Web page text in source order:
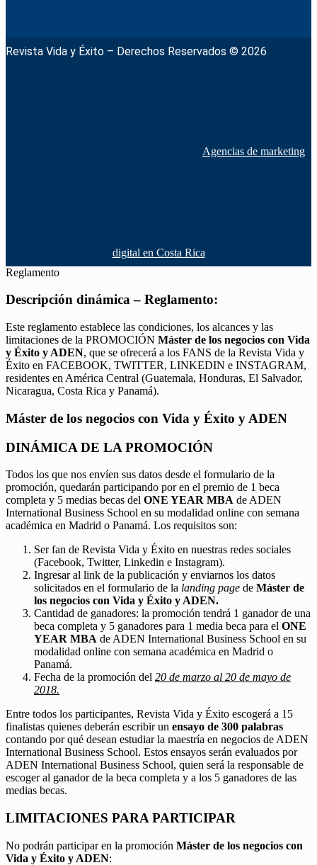
Revista Vida y Éxito – Derechos Reservados © 2026
Agencias de marketing
digital en Costa Rica
Reglamento
Descripción dinámica – Reglamento:
Este reglamento establece las condiciones, los alcances y las
limitaciones de la PROMOCIÓN Máster de los negocios con Vida
y Éxito y ADEN, que se ofrecerá a los FANS de la Revista Vida y
Éxito en FACEBOOK, TWITTER, LINKEDIN e INSTAGRAM,
residentes en América Central (Guatemala, Honduras, El Salvador,
Nicaragua, Costa Rica y Panamá).
Máster de los negocios con Vida y Éxito y ADEN
DINÁMICA DE LA PROMOCIÓN
Todos los que nos envíen sus datos desde el formulario de la
promoción, quedarán participando por en el premio de 1 beca
completa y 5 medias becas del ONE YEAR MBA de ADEN
International Business School en su modalidad online con semana
académica en Madrid o Panamá. Los requisitos son:
Ser fan de Revista Vida y Éxito en nuestras redes sociales
(Facebook, Twitter, Linkedin e Instagram).
Ingresar al link de la publicación y enviarnos los datos
solicitados en el formulario de la landing page de Máster de
los negocios con Vida y Éxito y ADEN.
Cantidad de ganadores: la promoción tendrá 1 ganador de una
beca completa y 5 ganadores para 1 media beca para el ONE
YEAR MBA de ADEN International Business School en su
modalidad online con semana académica en Madrid o
Panamá.
Fecha de la promoción del 20 de marzo al 20 de mayo de
2018.
Entre todos los participantes, Revista Vida y Éxito escogerá a 15
finalistas quienes deberán escribir un ensayo de 300 palabras
contando por qué desean estudiar la maestría en negocios de ADEN
International Business School. Estos ensayos serán evaluados por
ADEN International Business School, quien será la responsable de
escoger al ganador de la beca completa y a los 5 ganadores de las
medias becas.
LIMITACIONES PARA PARTICIPAR
No podrán participar en la promoción Máster de los negocios con
Vida y Éxito y ADEN: